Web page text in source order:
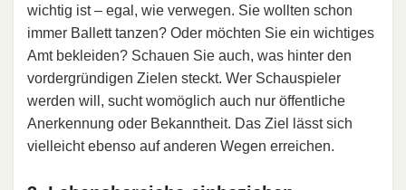
wichtig ist – egal, wie verwegen. Sie wollten schon
immer Ballett tanzen? Oder möchten Sie ein wichtiges
Amt bekleiden? Schauen Sie auch, was hinter den
vordergründigen Zielen steckt. Wer Schauspieler
werden will, sucht womöglich auch nur öffentliche
Anerkennung oder Bekanntheit. Das Ziel lässt sich
vielleicht ebenso auf anderen Wegen erreichen.